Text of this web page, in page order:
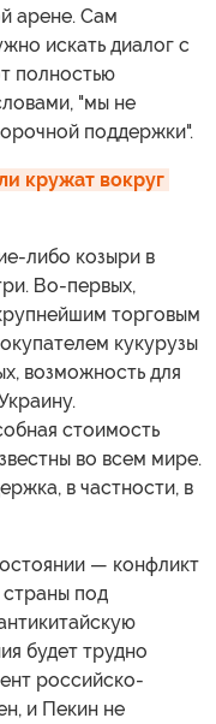
арене. Сам
искать диалог с
полностью
"мы не
поддержки".
кружат вокруг
либо козыри в
Во-первых,
торговым
кукурузы
возможность для
стоимость
во всем мире.
в частности, в
— конфликт
под
будет трудно
российско-
и Пекин не